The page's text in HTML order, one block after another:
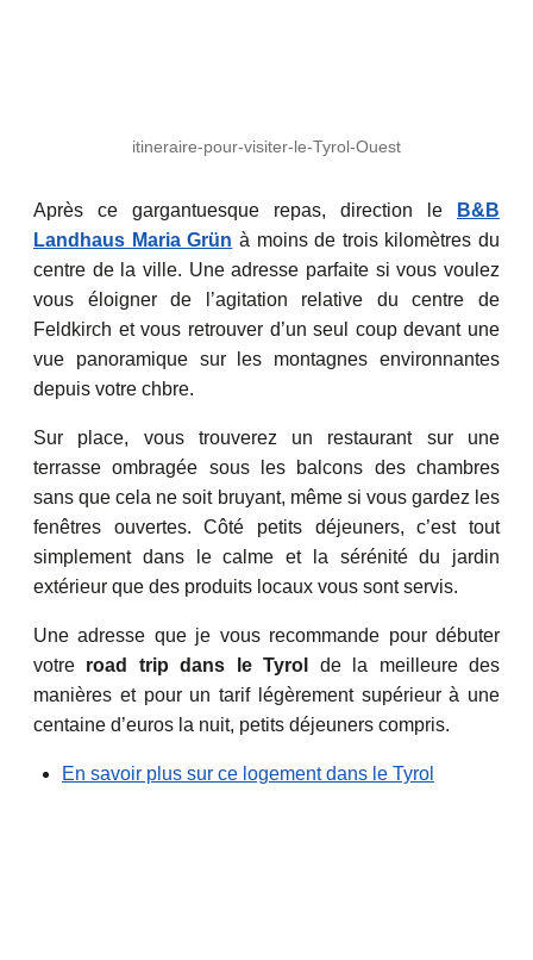
itineraire-pour-visiter-le-Tyrol-Ouest
Après ce gargantuesque repas, direction le
B&B
Landhaus Maria Grün à moins de trois kilomètres du
centre de la ville. Une adresse parfaite si vous voulez
vous éloigner de l’agitation relative du centre de
Feldkirch et vous retrouver d’un seul coup devant une
vue panoramique sur les montagnes environnantes
depuis votre chbre.
Sur place, vous trouverez un restaurant sur une
terrasse ombragée sous les balcons des chambres
sans que cela ne soit bruyant, même si vous gardez les
fenêtres ouvertes. Côté petits déjeuners, c’est tout
simplement dans le calme et la sérénité du jardin
extérieur que des produits locaux vous sont servis.
Une adresse que je vous recommande pour débuter
votre road trip dans le Tyrol
de la meilleure des
manières et pour un tarif légèrement supérieur à une
centaine d’euros la nuit, petits déjeuners compris.
En savoir plus sur ce logement dans le Tyrol